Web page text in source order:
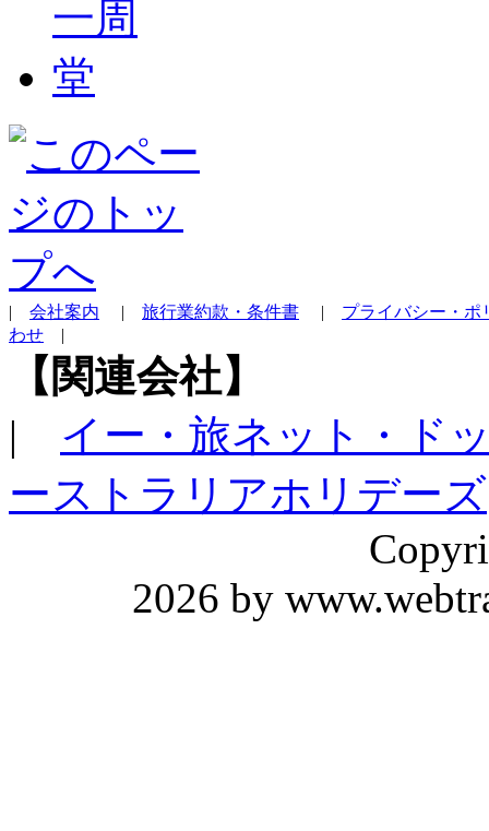
| 会社案内 | 旅行業約款・条件書 | プライバシー・ポ
わせ |
【関連会社】
| イー・旅ネット・ド
ーストラリアホリデーズ
2026 by